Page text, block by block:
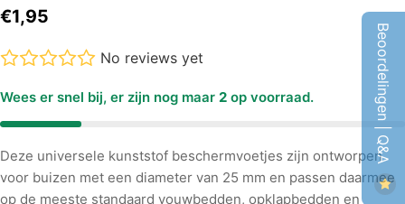
Normale
€1,95
No reviews yet
Wees er snel bij, er zijn nog maar 2 op voorraad.
Deze universele kunststof beschermvoetjes zijn ontworpen
voor buizen met een diameter van 25 mm en passen daarmee
op de meeste standaard vouwbedden, opklapbedden en
Beoordelingen | Q&A